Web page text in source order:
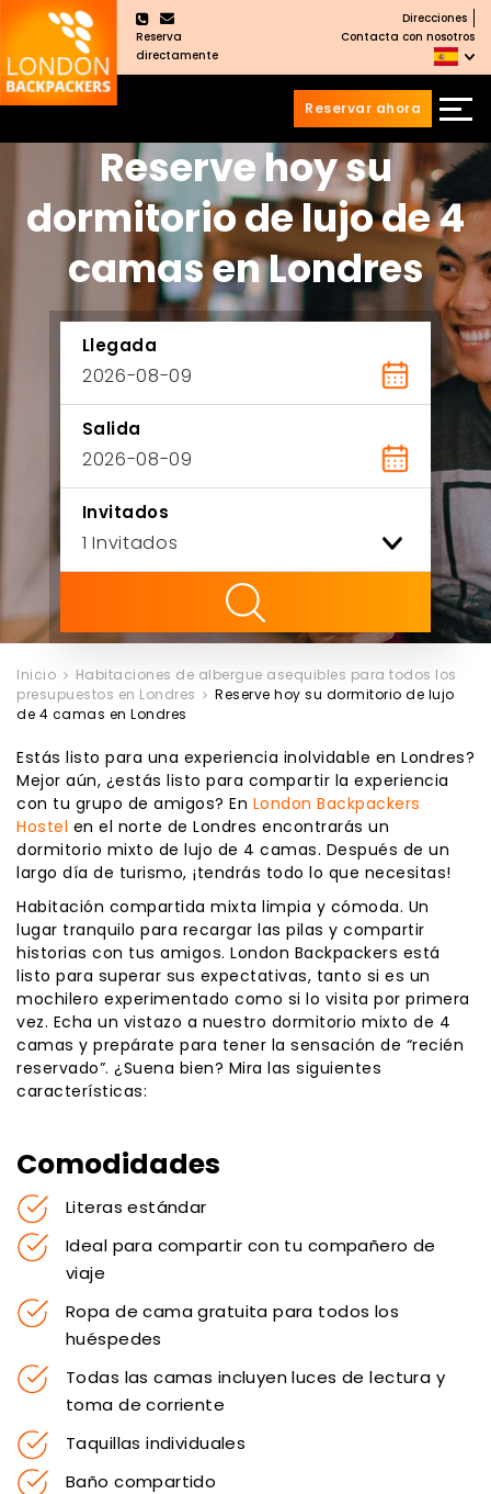
Contenido
principal
Reserva
directamente
Direcciones
Contacta con nosotros
Reservar ahora
Reserve hoy su
dormitorio de lujo de 4
camas en Londres
Llegada
Salida
Invitados
Inicio
Habitaciones de albergue asequibles para todos los
presupuestos en Londres
Reserve hoy su dormitorio de lujo
de 4 camas en Londres
Estás listo para una experiencia inolvidable en Londres?
Mejor aún, ¿estás listo para compartir la experiencia
con tu grupo de amigos? En London Backpackers
Hostel en el norte de Londres encontrarás un
dormitorio mixto de lujo de 4 camas. Después de un
largo día de turismo, ¡tendrás todo lo que necesitas!
Habitación compartida mixta limpia y cómoda. Un
lugar tranquilo para recargar las pilas y compartir
historias con tus amigos. London Backpackers está
listo para superar sus expectativas, tanto si es un
mochilero experimentado como si lo visita por primera
vez. Echa un vistazo a nuestro dormitorio mixto de 4
camas y prepárate para tener la sensación de “recién
reservado”. ¿Suena bien? Mira las siguientes
características:
Comodidades
Literas estándar
Ideal para compartir con tu compañero de
viaje
Ropa de cama gratuita para todos los
huéspedes
Todas las camas incluyen luces de lectura y
toma de corriente
Taquillas individuales
Baño compartido